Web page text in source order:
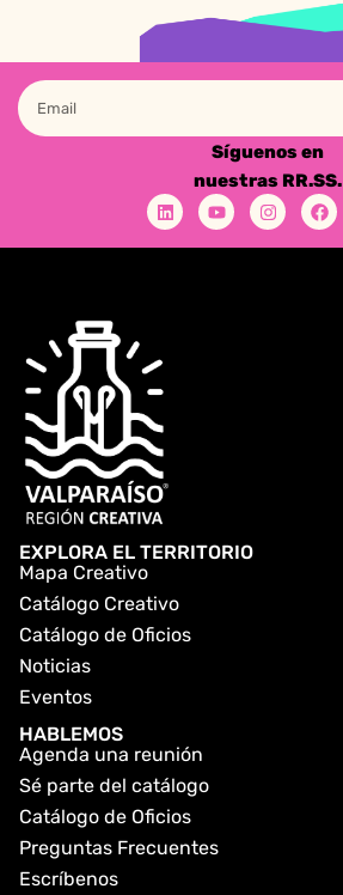
Síguenos en
nuestras RR.SS.
EXPLORA EL TERRITORIO
Mapa Creativo
Catálogo Creativo
Catálogo de Oficios
Noticias
Eventos
HABLEMOS
Agenda una reunión
Sé parte del catálogo
Catálogo de Oficios
Preguntas Frecuentes
Escríbenos